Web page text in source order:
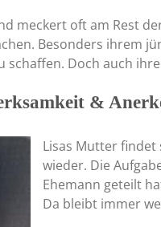
meckert oft am Rest
Besonders ihrem
schaffen. Doch auch
&
Lisas Mutter
wieder. Die
Ehemann geteilt
Da bleibt immer